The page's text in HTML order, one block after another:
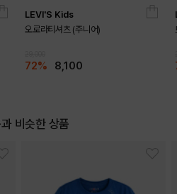
LEVI'S Kids
오로라티셔츠 (주니어)
72% 8,100
비슷한 상품